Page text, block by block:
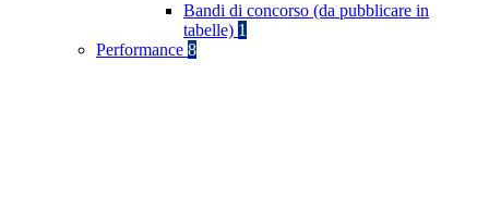
Bandi di concorso (da pubblicare in
tabelle) 1
Performance 8